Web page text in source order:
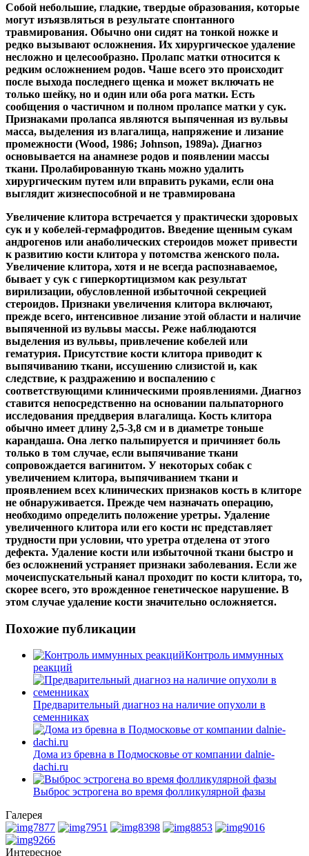
Собой небольшие, гладкие, твердые образования, которые
могут изъязвляться в результате спонтанного
травмирования. Обычно они сидят на тонкой ножке и
редко вызывают осложнения. Их хирургическое удаление
несложно и целесообразно. Пролапс матки относится к
редким осложнением родов. Чаше всего это происходит
после выхода последнего щенка и может включать не
только шейку, но и один или оба рога матки. Есть
сообщения о частичном и полном пролапсе матки у сук.
Признаками пролапса являются выпяченная из вульвы
масса, выделения из влагалища, напряжение и лизание
промежности (Wood, 1986; Johnson, 1989а). Диагноз
основывается на анамнезе родов и появлении массы
ткани. Пролабированную ткань можно удалить
хирургическим путем или вправить руками, если она
выглядит жизнеспособной и не травмирована
Увеличение клитора встречается у практически здоровых
сук и у кобелей-гермафродитов. Введение щенным сукам
андрогенов или анаболических стероидов может привести
к развитию кости клитора у потомства женского пола.
Увеличение клитора, хотя и не всегда распознаваемое,
бывает у сук с гиперкортицизмом как результат
вирилизации, обусловленной избыточной секрецией
стероидов. Признаки увеличения клитора включают,
прежде всего, интенсивное лизание этой области и наличие
выпяченной из вульвы массы. Реже наблюдаются
выделения из вульвы, привлечение кобелей или
гематурия. Присутствие кости клитора приводит к
выпячиванию ткани, иссушению слизистой и, как
следствие, к раздражению и воспалению с
соответствующими клиническими проявлениями. Диагноз
ставится непосредственно на основании пальпаторного
исследования преддверия влагалища. Кость клитора
обычно имеет длину 2,5-3,8 см и в диаметре тоньше
карандаша. Она легко пальпируется и причиняет боль
только в том случае, если выпячивание ткани
сопровождается вагинитом. У некоторых собак с
увеличением клитора, выпячиванием ткани и
проявлением всех клинических признаков кость в клиторе
не обнаруживается. Прежде чем назначать операцию,
необходимо определить положение уретры. Удаление
увеличенного клитора или его кости нс представляет
трудности при условии, что уретра отделена от этого
дефекта. Удаление кости или избыточной ткани быстро и
без осложнений устраняет признаки заболевания. Если же
мочеиспускательный канал проходит по кости клитора, то,
скорее всего, это врожденное генетическое нарушение. В
этом случае удаление кости значительно осложняется.
Похожие публикации
Контроль иммунных
реакций
Предварительный диагноз на наличие опухоли в
семенниках
Дома из бревна в Подмосковье от компании dalnie-
dachi.ru
Выброс эстрогена во время фолликулярной фазы
Галерея
Интересное